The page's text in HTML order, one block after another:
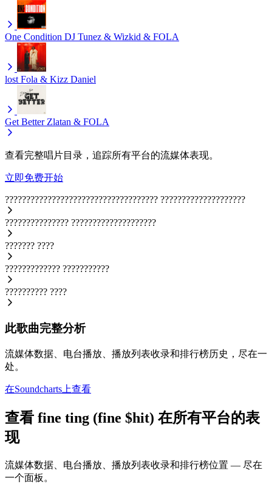
One Condition DJ Tunez & Wizkid & FOLA
lost Fola & Kizz Daniel
Get Better Zlatan & FOLA
查看完整唱片目录，追踪所有平台的流媒体表现。
立即免费开始
???????????????????????????????????? ????????????????????
??????????????? ????????????????????
??????? ????
????????????? ???????????
?????????? ????
此歌曲完整分析
流媒体数据、电台播放、播放列表收录和排行榜历史，尽在一
处。
在Soundcharts上查看
查看 fine ting (fine $hit) 在所有平台的表
现
流媒体数据、电台播放、播放列表收录和排行榜位置 — 尽在
一个面板。